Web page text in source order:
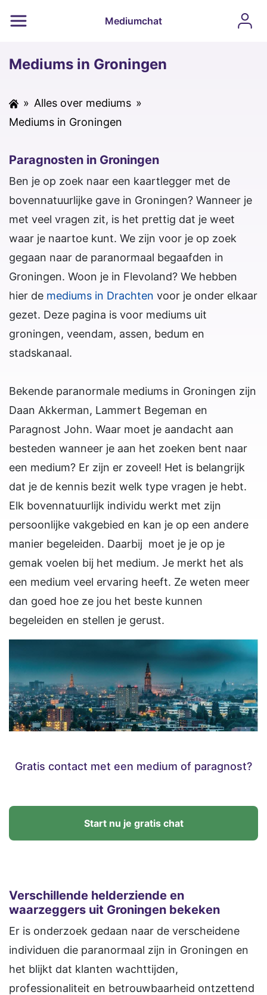
Mediumchat
Mediums in Groningen
» Alles over mediums »
Mediums in Groningen
Paragnosten in Groningen
Ben je op zoek naar een kaartlegger met de
bovennatuurlijke gave in Groningen? Wanneer je
met veel vragen zit, is het prettig dat je weet
waar je naartoe kunt. We zijn voor je op zoek
gegaan naar de paranormaal begaafden in
Groningen. Woon je in Flevoland? We hebben
hier de mediums in Drachten voor je onder elkaar
gezet. Deze pagina is voor mediums uit
groningen, veendam, assen, bedum en
stadskanaal.
Bekende paranormale mediums in Groningen zijn
Daan Akkerman, Lammert Begeman en
Paragnost John. Waar moet je aandacht aan
besteden wanneer je aan het zoeken bent naar
een medium? Er zijn er zoveel! Het is belangrijk
dat je de kennis bezit welk type vragen je hebt.
Elk bovennatuurlijk individu werkt met zijn
persoonlijke vakgebied en kan je op een andere
manier begeleiden. Daarbij moet je je op je
gemak voelen bij het medium. Je merkt het als
een medium veel ervaring heeft. Ze weten meer
dan goed hoe ze jou het beste kunnen
begeleiden en stellen je gerust.
Gratis contact met een medium of paragnost?
Start nu je gratis chat
Verschillende helderziende en
waarzeggers uit Groningen bekeken
Er is onderzoek gedaan naar de verscheidene
individuen die paranormaal zijn in Groningen en
het blijkt dat klanten wachttijden,
professionaliteit en betrouwbaarheid ontzettend